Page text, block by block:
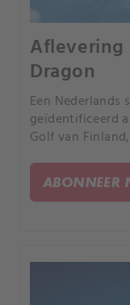
Aflevering
Dragon
Een Nederlands
geïdentificeerd
Golf van
jaren 1600.
ABONNEER